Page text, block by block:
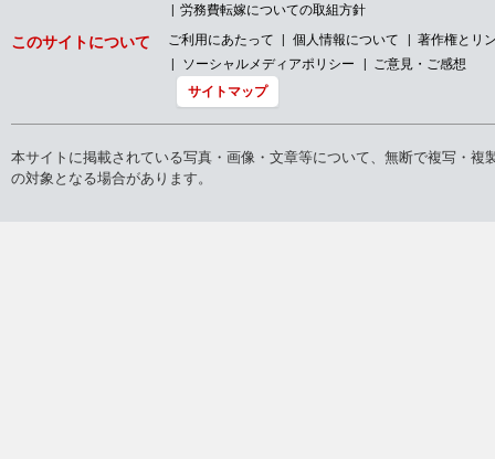
労務費転嫁についての取組方針
このサイトについて ご利用にあたって 個人情報について
著作権とリ
ソーシャルメディアポリシー
ご意見・ご感想
サイトマップ
本サイトに掲載されている写真・画像・文章等について、無断で複写・
の対象となる場合があります。